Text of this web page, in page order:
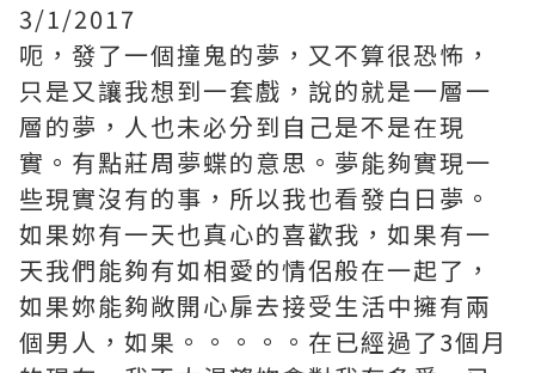
3/1/2017
呃，發了一個撞鬼的夢，又不算很恐怖，
只是又讓我想到一套戲，說的就是一層一
層的夢，人也未必分到自己是不是在現
實。有點莊周夢蝶的意思。夢能夠實現一
些現實沒有的事，所以我也看發白日夢。
如果妳有一天也真心的喜歡我，如果有一
天我們能夠有如相愛的情侶般在一起了，
如果妳能夠敞開心扉去接受生活中擁有兩
個男人，如果。。。。。在已經過了3個月